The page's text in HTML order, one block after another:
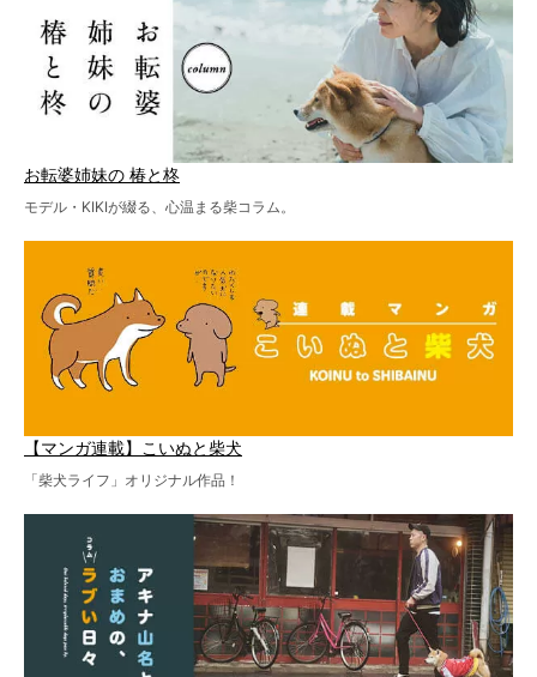
お転婆姉妹の 椿と柊
モデル・KIKIが綴る、心温まる柴コラム。
【マンガ連載】こいぬと柴犬
「柴犬ライフ」オリジナル作品！